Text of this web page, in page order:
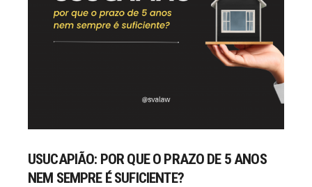
USUCAPIÃO: POR QUE O PRAZO DE 5 ANOS
NEM SEMPRE É SUFICIENTE?